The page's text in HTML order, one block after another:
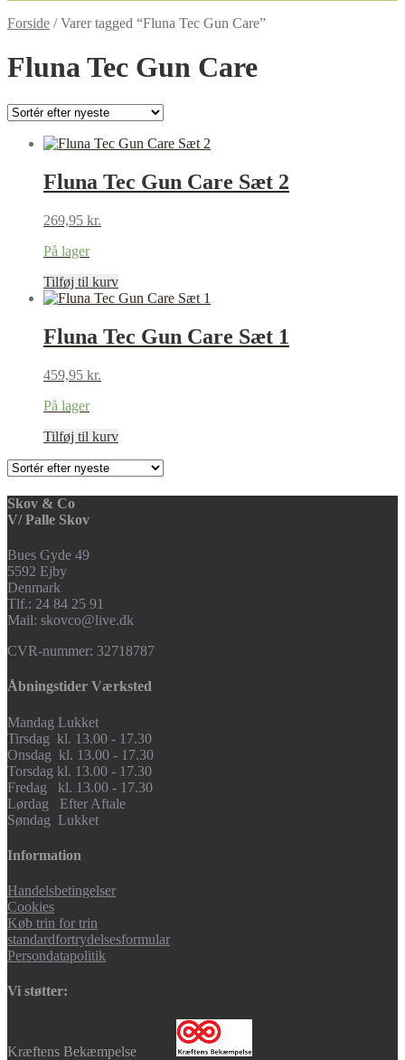
Forside /Varer tagged “Fluna Tec Gun Care”
Fluna Tec Gun Care
Fluna Tec Gun Care Sæt 2
269,95 kr.
På lager
Tilføj til kurv
Fluna Tec Gun Care Sæt 1
459,95 kr.
På lager
Tilføj til kurv
Skov & Co
V/ Palle Skov
Bues Gyde 49
5592 Ejby
Denmark
Tlf.: 24 84 25 91
Mail: skovco@live.dk
CVR-nummer: 32718787
Åbningstider Værksted
Mandag Lukket
Tirsdag kl. 13.00 - 17.30
Onsdag kl. 13.00 - 17.30
Torsdag kl. 13.00 - 17.30
Fredag kl. 13.00 - 17.30
Lørdag Efter Aftale
Søndag Lukket
Information
Handelsbetingelser
Cookies
Køb trin for trin
standardfortrydelsesformular
Persondatapolitik
Vi støtter:
Kræftens Bekæmpelse